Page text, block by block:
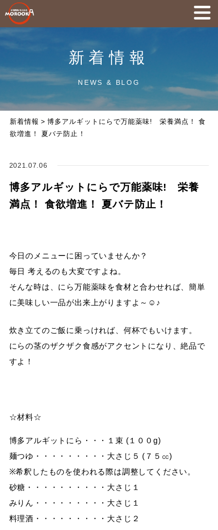
新着情報
NEWS & BLOG
新着情報 > 博多アルギットにらで万能薬味! 栄養満点！ 食
欲増進！ 夏バテ防止！
2021.07.06
博多アルギットにらで万能薬味! 栄養
満点！ 食欲増進！ 夏バテ防止！
今日のメニューに困っていませんか？
毎日 考えるのも大変ですよね。
そんな時は、にら万能薬味を食材と合わせれば、簡単
に美味しい一品が出来上がりますよ～☺♪
炊き立てのご飯に乗っければ、何杯でもいけます。
にらの茎のザクザク食感がアクセントになり、絶品で
すよ！
☆材料☆
博多アルギットにら・・・１束 (１００g)
麺つゆ・・・・・・・・・大さじ５ (７５㏄)
※希釈したものを使われる際は調整してください。
砂糖・・・・・・・・・・大さじ１
みりん・・・・・・・・・大さじ１
料理酒・・・・・・・・・大さじ２